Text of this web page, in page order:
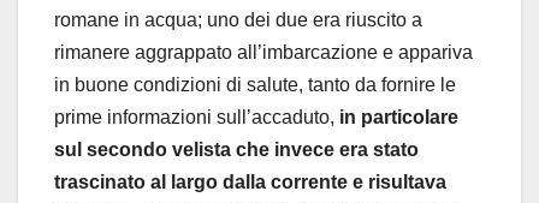
romane in acqua; uno dei due era riuscito a
rimanere aggrappato all’imbarcazione e appariva
in buone condizioni di salute, tanto da fornire le
prime informazioni sull’accaduto, in particolare
sul secondo velista che invece era stato
trascinato al largo dalla corrente e risultava